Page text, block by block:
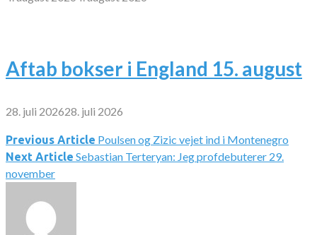
Aftab bokser i England 15. august
28. juli 202628. juli 2026
Indlægsnavigation
Previous Article Poulsen og Zizic vejet ind i Montenegro
Next Article Sebastian Terteryan: Jeg profdebuterer 29.
november